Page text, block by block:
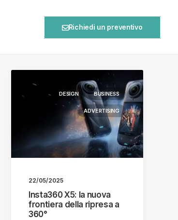
Richiedi un preventivo
DESIGN BUSINESS
ADVERTISING
22/05/2025
Insta360 X5: la nuova
frontiera della ripresa a
360°